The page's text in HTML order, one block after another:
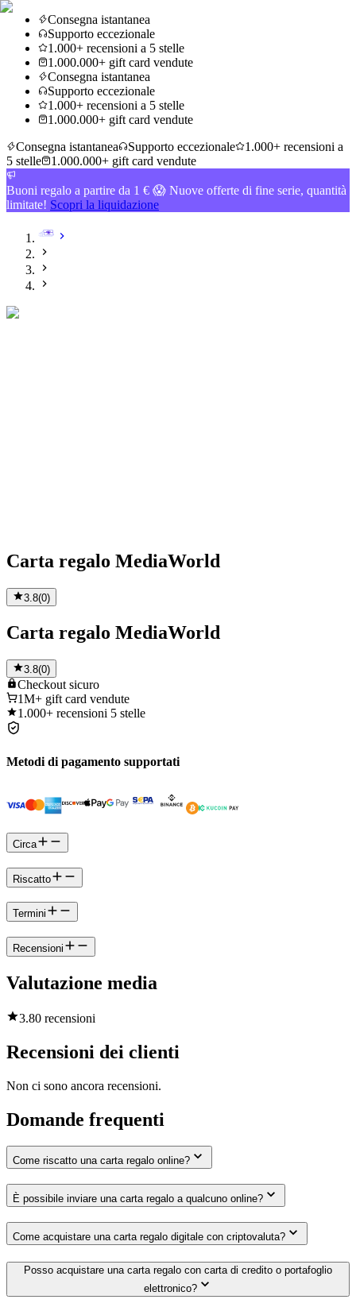
Consegna istantanea
Supporto eccezionale
1.000+ recensioni a 5 stelle
1.000.000+ gift card vendute
Consegna istantanea
Supporto eccezionale
1.000+ recensioni a 5 stelle
1.000.000+ gift card vendute
Consegna istantanea
Supporto eccezionale
1.000+ recensioni a
5 stelle
1.000.000+ gift card vendute
Buoni regalo a partire da 1 € 😱 Nuove offerte di fine serie, quantità
limitate! Scopri la liquidazione
Carta regalo MediaWorld
3.8(0)
Carta regalo MediaWorld
3.8(0)
Checkout sicuro
1M+ gift card vendute
1.000+ recensioni 5 stelle
Metodi di pagamento supportati
Circa
Riscatto
Termini
Recensioni
Valutazione media
3.80 recensioni
Recensioni dei clienti
Non ci sono ancora recensioni.
Domande frequenti
Come riscatto una carta regalo online?
È possibile inviare una carta regalo a qualcuno online?
Come acquistare una carta regalo digitale con criptovaluta?
Posso acquistare una carta regalo con carta di credito o portafoglio
elettronico?